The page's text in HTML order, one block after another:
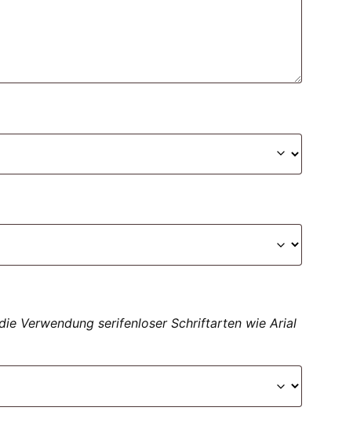
Verwendung serifenloser Schriftarten wie Arial